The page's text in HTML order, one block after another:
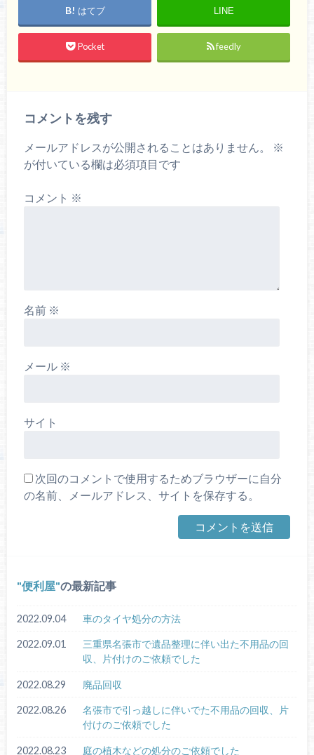
はてブ LINE
Pocket feedly
コメントを残す
メールアドレスが公開されることはありません。
※
が付いている欄は必須項目です
コメント ※
名前 ※
メール ※
サイト
次回のコメントで使用するためブラウザーに自分
の名前、メールアドレス、サイトを保存する。
便利屋 の最新記事
2022.09.04 車のタイヤ処分の方法
2022.09.01
三重県名張市で遺品整理に伴い出た不用品の回
収、片付けのご依頼でした
2022.08.29 廃品回収
2022.08.26
名張市で引っ越しに伴いでた不用品の回収、片
付けのご依頼でした
2022.08.23 庭の植木などの処分のご依頼でした